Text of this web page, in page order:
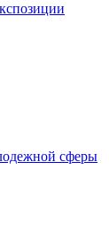
сферы